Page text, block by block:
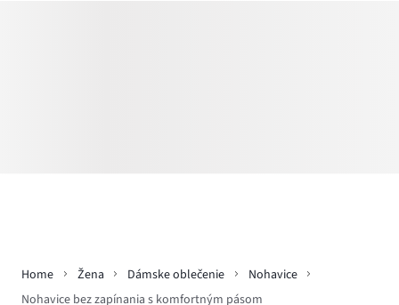
Home Žena Dámske oblečenie
Nohavice
Nohavice bez zapínania s komfortným pásom